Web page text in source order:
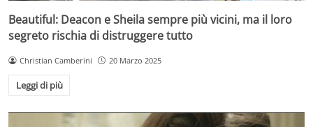
Beautiful: Deacon e Sheila sempre più vicini, ma il loro
segreto rischia di distruggere tutto
Christian Camberini 20 Marzo 2025
Leggi di più